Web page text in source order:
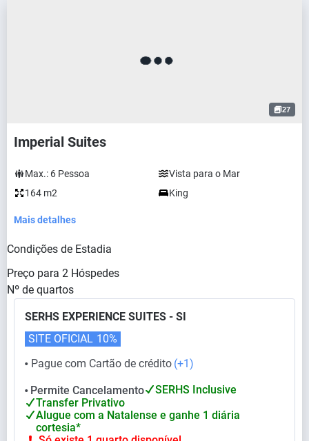
27
Imperial Suites
Max.: 6 Pessoa
Vista para o Mar
164 m2
King
Mais detalhes
Condições de Estadia
Preço para 2 Hóspedes
Nº de quartos
SERHS EXPERIENCE SUITES - SI
⬤ Pague com Cartão de crédito (+1)
SITE OFICIAL 10%
⬤ Permite Cancelamento
SERHS Inclusive
Transfer Privativo
Alugue com a Natalense e ganhe 1 diária
cortesia*